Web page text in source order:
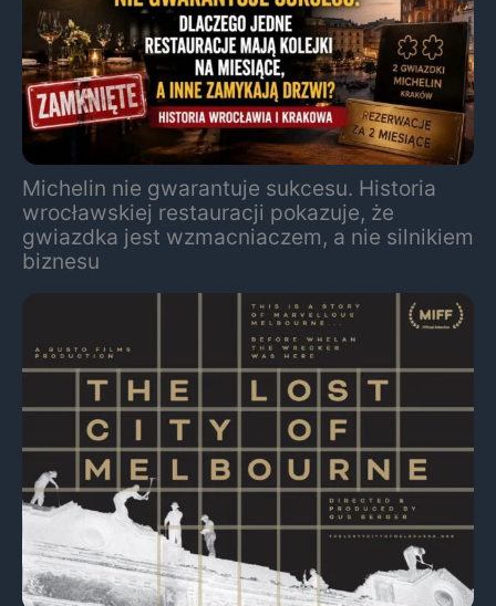
Michelin nie gwarantuje sukcesu. Historia
wrocławskiej restauracji pokazuje, że
gwiazdka jest wzmacniaczem, a nie silnikiem
biznesu